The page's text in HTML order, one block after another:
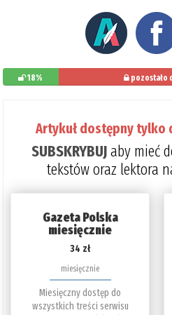
18% pozostało
Artykuł dostępny tylko
SUBSKRYBUJaby mieć
tekstów oraz lektora
Gazeta Polska
miesięcznie
34 zł
miesięcznie
Miesięczny dostęp do
wszystkich treści serwisu